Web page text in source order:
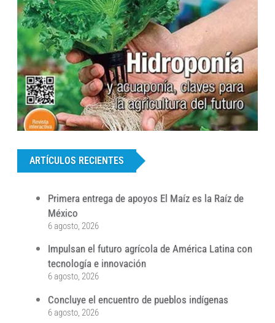
ARTÍCULOS RECIENTES
Primera entrega de apoyos El Maíz es la Raíz de
México
6 agosto, 2026
Impulsan el futuro agrícola de América Latina con
tecnología e innovación
6 agosto, 2026
Concluye el encuentro de pueblos indígenas
6 agosto, 2026